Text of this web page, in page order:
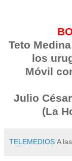
Teto
los
Móvil
Julio
(La
TELEMEDIOS A las